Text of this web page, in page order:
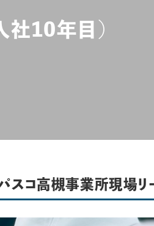
社10年目）
スコ高槻事業所現場リ